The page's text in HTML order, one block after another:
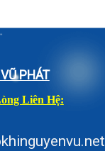
PHÁT
Liên Hệ: